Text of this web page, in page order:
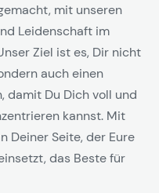
mit unseren
Leidenschaft im
Ziel ist es, Dir nicht
auch einen
damit Du Dich voll und
kannst. Mit
Deiner Seite, der Eure
das Beste für